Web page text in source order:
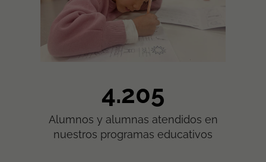
5.622
Alumnos y alumnas atendidos en
nuestros programas educativos